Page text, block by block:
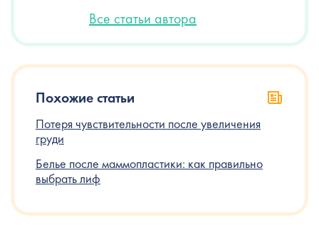
Все статьи автора
Похожие статьи
Потеря чувствительности после увеличения
груди
Белье после маммопластики: как правильно
выбрать лиф